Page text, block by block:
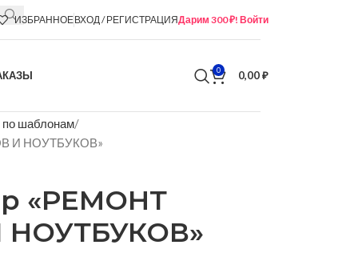
ИЗБРАННОЕВХОД / РЕГИСТРАЦИЯДарим 300 ₽! Войти
0 0,00₽
шаблонам
И НОУТБУКОВ»
«РЕМОНТ